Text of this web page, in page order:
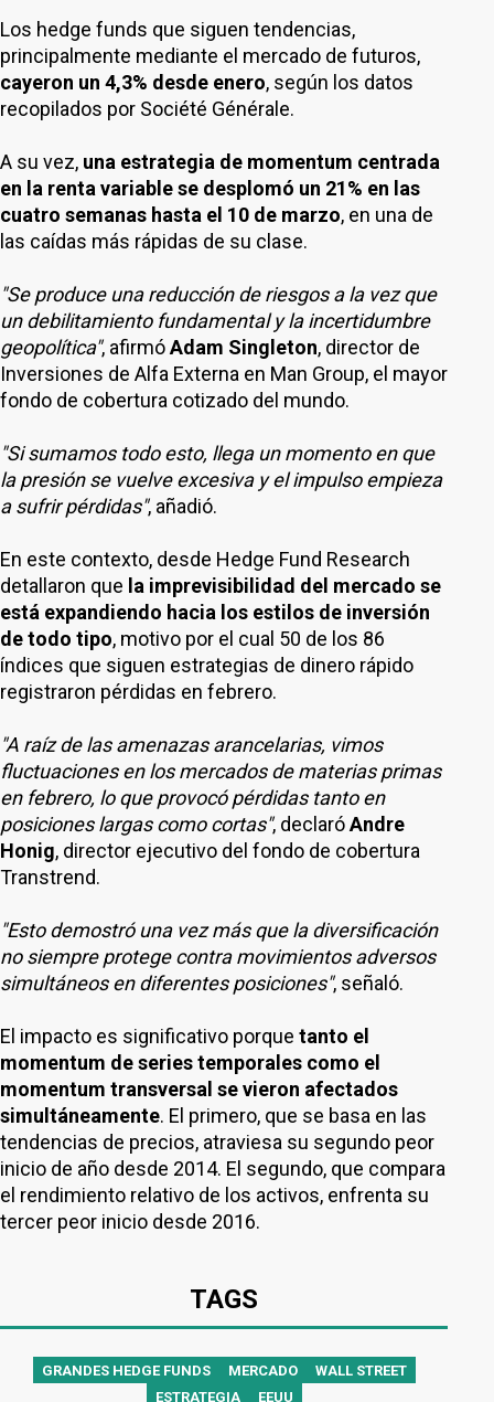
Los hedge funds que siguen tendencias,
principalmente mediante el mercado de futuros,
cayeron un 4,3% desde enero, según los datos
recopilados por Société Générale.
A su vez, una estrategia de momentum centrada
en la renta variable se desplomó un 21% en las
cuatro semanas hasta el 10 de marzo, en una de
las caídas más rápidas de su clase.
"Se produce una reducción de riesgos a la vez que
un debilitamiento fundamental y la incertidumbre
geopolítica", afirmóAdam Singleton, director de
Inversiones de Alfa Externa en Man Group, el mayor
fondo de cobertura cotizado del mundo.
"Si sumamos todo esto, llega un momento en que
la presión se vuelve excesiva y el impulso empieza
a sufrir pérdidas", añadió.
En este contexto, desde Hedge Fund Research
detallaron que la imprevisibilidad del mercado se
está expandiendo hacia los estilos de inversión
de todo tipo, motivo por el cual 50 de los 86
índices que siguen estrategias de dinero rápido
registraron pérdidas en febrero.
"A raíz de las amenazas arancelarias, vimos
fluctuaciones en los mercados de materias primas
en febrero, lo que provocó pérdidas tanto en
posiciones largas como cortas", declaróAndre
Honig, director ejecutivo del fondo de cobertura
Transtrend.
"Esto demostró una vez más que la diversificación
no siempre protege contra movimientos adversos
simultáneos en diferentes posiciones", señaló.
El impacto es significativo porque tanto el
momentum de series temporales como el
momentum transversal se vieron afectados
simultáneamente. El primero, que se basa en las
tendencias de precios, atraviesa su segundo peor
inicio de año desde 2014. El segundo, que compara
el rendimiento relativo de los activos, enfrenta su
tercer peor inicio desde 2016.
TAGS
GRANDES HEDGE FUNDS MERCADO
WALL STREET
ESTRATEGIA
EEUU